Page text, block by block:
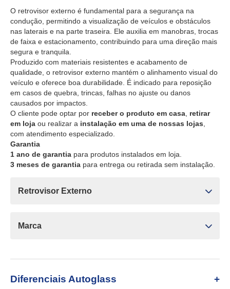
O retrovisor externo é fundamental para a segurança na
condução, permitindo a visualização de veículos e obstáculos
nas laterais e na parte traseira. Ele auxilia em manobras, trocas
de faixa e estacionamento, contribuindo para uma direção mais
segura e tranquila.
Produzido com materiais resistentes e acabamento de
qualidade, o retrovisor externo mantém o alinhamento visual do
veículo e oferece boa durabilidade. É indicado para reposição
em casos de quebra, trincas, falhas no ajuste ou danos
causados por impactos.
O cliente pode optar por receber o produto em casa retirar
em loja ou realizar a instalação em uma de nossas lojas
com atendimento especializado.
Garantia
1 ano de garantia para produtos instalados em loja.
3 meses de garantia para entrega ou retirada sem instalação.
Retrovisor Externo
Marca
Diferenciais Autoglass